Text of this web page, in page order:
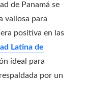
de Panamá se
valiosa para
positiva en las
Latina de
ideal para
por un